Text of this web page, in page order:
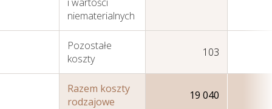
Nasza Strategia
niematerialnych
Pozostałe
koszty
103
Razem koszty
rodzajowe
19 040